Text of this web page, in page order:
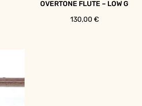
OVERTONE FLUTE – LOW G
130,00 €